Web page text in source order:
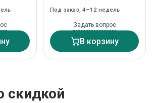
Под заказ, 4–12 недель
Задать вопрос
В корзину
скидкой